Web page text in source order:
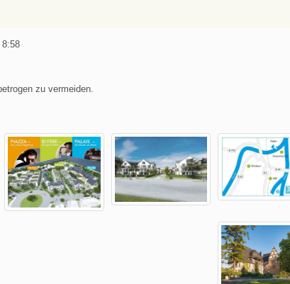
zu vermeiden.